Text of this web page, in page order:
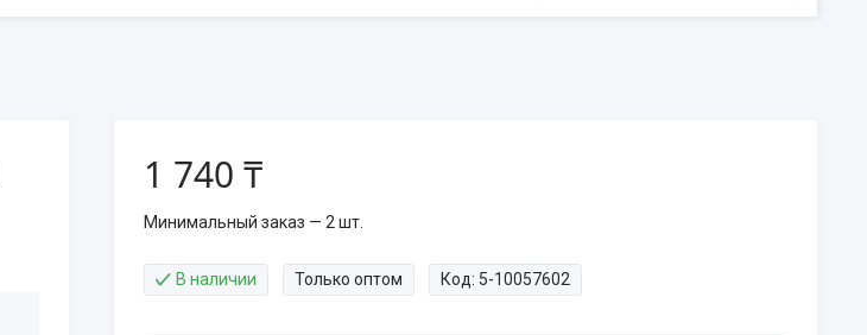
1 740 ₸
Минимальный заказ — 2 шт.
В наличии Только оптом Код: 5-10057602